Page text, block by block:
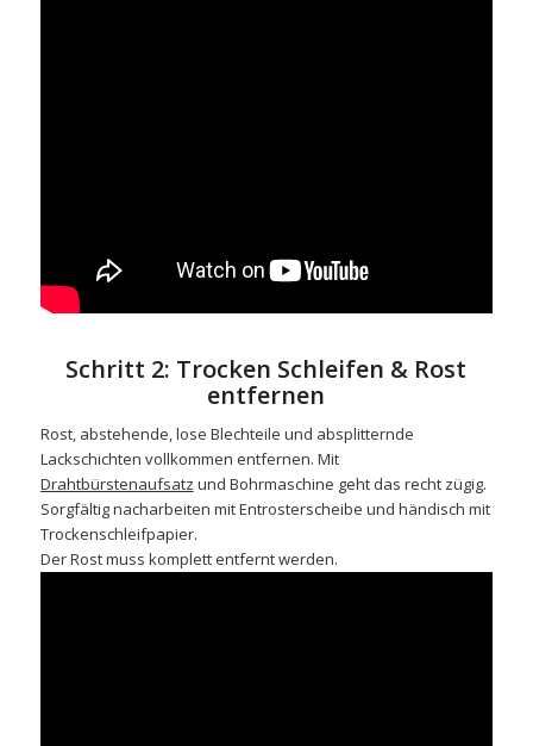
Schritt 2: Trocken Schleifen & Rost
entfernen
Rost, abstehende, lose Blechteile und absplitternde
Lackschichten vollkommen entfernen. Mit
Drahtbürstenaufsatz und Bohrmaschine geht das recht zügig.
Sorgfältig nacharbeiten mitEntrosterscheibe und händisch mit
Trockenschleifpapier.
Der Rost muss komplett entfernt werden.